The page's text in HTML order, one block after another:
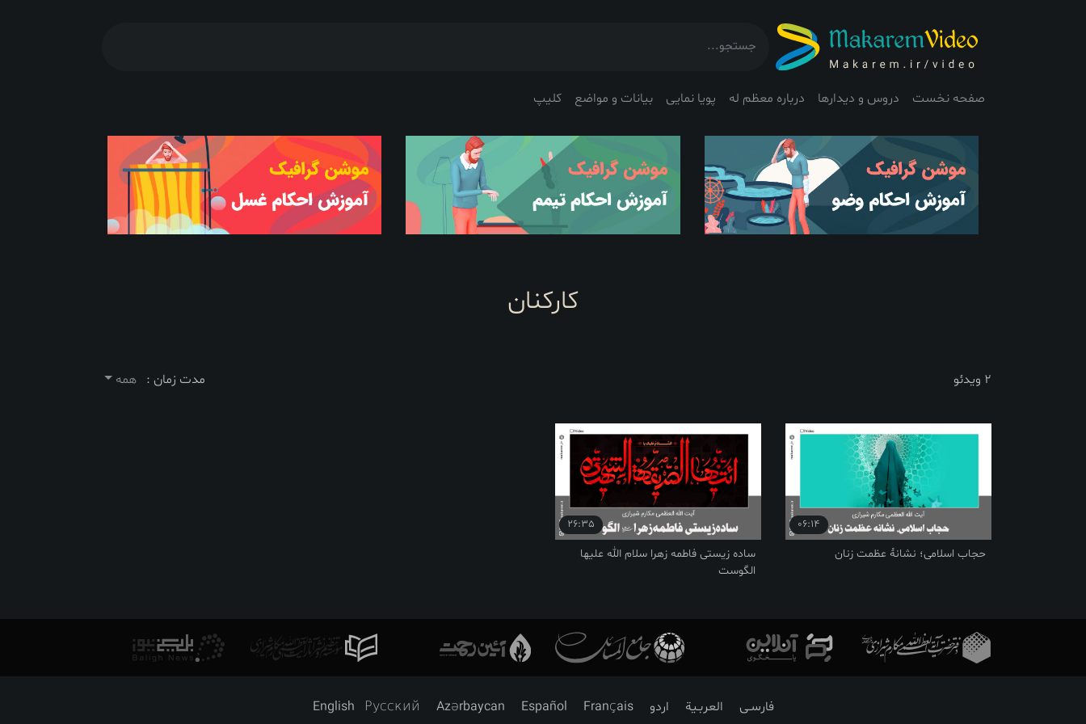
صفحه نخست دروس و دیدارها درباره معظم له پویا نمایی بیانات و مواضع کلیپ
کارکنان
2 ویدئو مدت زمان : همه
06:14
حجاب اسلامی؛ نشانۀ عظمت زنان
26:35
ساده زیستی فاطمه زهرا سلام الله علیها
الگوست
فارسـی العربـیة اردو Français
Español
Azərbaycan
Русский
English